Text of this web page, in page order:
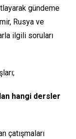
gündeme
Rusya ve
ilgili soruları
hangi dersler
çatışmaları